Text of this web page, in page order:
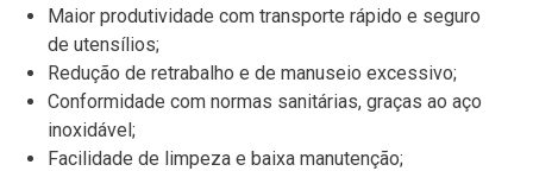
Maior produtividade com transporte rápido e seguro
de utensílios;
Redução de retrabalho e de manuseio excessivo;
Conformidade com normas sanitárias, graças ao aço
inoxidável;
Facilidade de limpeza e baixa manutenção;